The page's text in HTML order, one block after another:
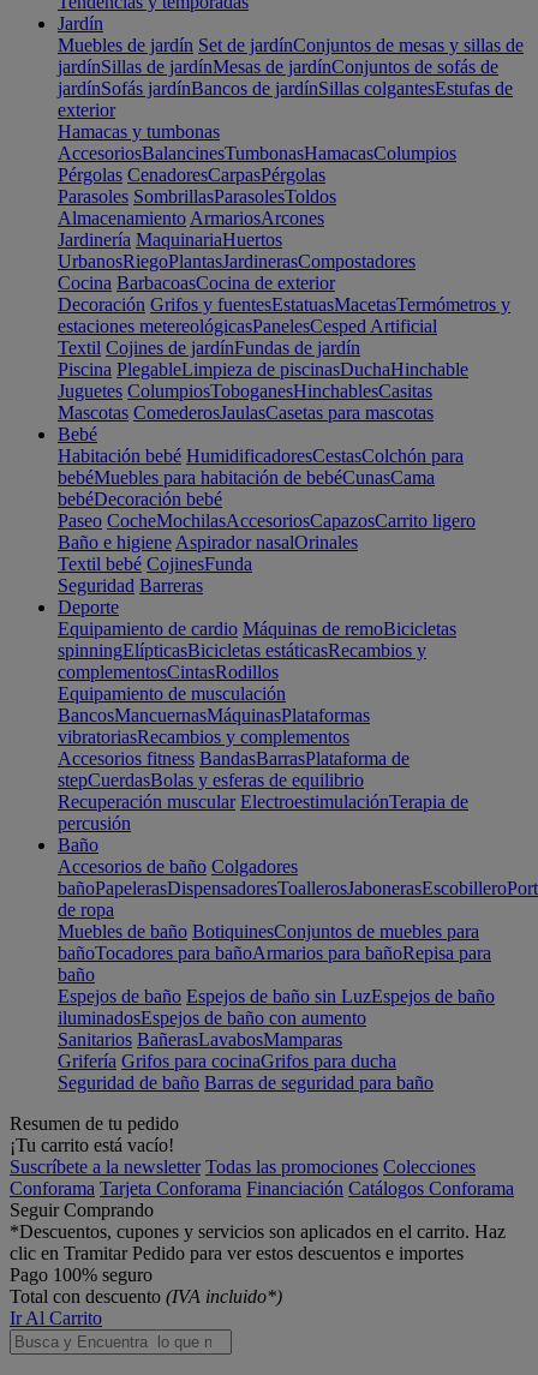
Jardín
Muebles de jardín Set de jardínConjuntos de mesas y sillas de
jardínSillas de jardínMesas de jardínConjuntos de sofás de
jardínSofás jardínBancos de jardínSillas colgantesEstufas de
exterior
Hamacas y tumbonas
AccesoriosBalancinesTumbonasHamacasColumpios
Pérgolas CenadoresCarpasPérgolas
Parasoles SombrillasParasolesToldos
Almacenamiento ArmariosArcones
Jardinería MaquinariaHuertos
UrbanosRiegoPlantasJardinerasCompostadores
Cocina BarbacoasCocina de exterior
Decoración Grifos y fuentesEstatuasMacetasTermómetros y
estaciones metereológicasPanelesCesped Artificial
Textil Cojines de jardínFundas de jardín
Piscina PlegableLimpieza de piscinasDuchaHinchable
Juguetes ColumpiosToboganesHinchablesCasitas
Mascotas ComederosJaulasCasetas para mascotas
Bebé
Habitación bebé HumidificadoresCestasColchón para
bebéMuebles para habitación de bebéCunasCama
bebéDecoración bebé
Paseo CocheMochilasAccesoriosCapazosCarrito ligero
Baño e higiene Aspirador nasalOrinales
Textil bebé CojinesFunda
Seguridad Barreras
Deporte
Equipamiento de cardio Máquinas de remoBicicletas
spinningElípticasBicicletas estáticasRecambios y
complementosCintasRodillos
Equipamiento de musculación
BancosMancuernasMáquinasPlataformas
vibratoriasRecambios y complementos
Accesorios fitness BandasBarrasPlataforma de
stepCuerdasBolas y esferas de equilibrio
Recuperación muscular ElectroestimulaciónTerapia de
percusión
Baño
Accesorios de baño Colgadores
bañoPapelerasDispensadoresToallerosJabonerasEscobillero
de ropa
Muebles de baño BotiquinesConjuntos de muebles para
bañoTocadores para bañoArmarios para bañoRepisa para
baño
Espejos de baño Espejos de baño sin LuzEspejos de baño
iluminadosEspejos de baño con aumento
Sanitarios BañerasLavabosMamparas
Grifería Grifos para cocinaGrifos para ducha
Seguridad de baño Barras de seguridad para baño
Resumen de tu pedido
¡Tu carrito está vacío!
Suscríbete a la newsletter Todas las promociones Colecciones
Conforama Tarjeta Conforama Financiación Catálogos Conforama
Seguir Comprando
*Descuentos, cupones y servicios son aplicados en el carrito. Haz
clic en Tramitar Pedido para ver estos descuentos e importes
Pago 100% seguro
Total con descuento (IVA incluido*)
Ir Al Carrito